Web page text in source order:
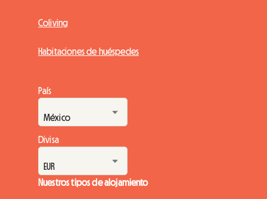
Coliving
Habitaciones de huéspedes
País
Divisa
Nuestros tipos de alojamiento